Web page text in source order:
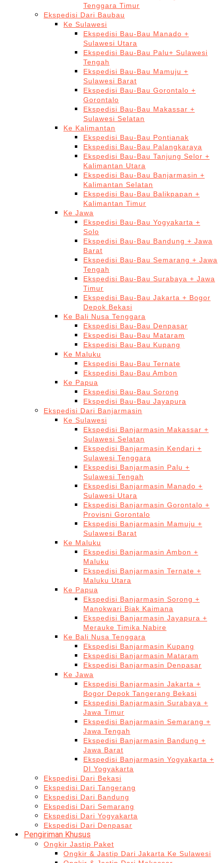
Tenggara Timur
Ekspedisi Dari Baubau
Ke Sulawesi
Ekspedisi Bau-Bau Manado +
Sulawesi Utara
Ekspedisi Bau-Bau Palu+ Sulawesi
Tengah
Ekspedisi Bau-Bau Mamuju +
Sulawesi Barat
Ekspedisi Bau-Bau Gorontalo +
Gorontalo
Ekspedisi Bau-Bau Makassar +
Sulawesi Selatan
Ke Kalimantan
Ekspedisi Bau-Bau Pontianak
Ekspedisi Bau-Bau Palangkaraya
Ekspedisi Bau-Bau Tanjung Selor +
Kalimantan Utara
Ekspedisi Bau-Bau Banjarmasin +
Kalimantan Selatan
Ekspedisi Bau-Bau Balikpapan +
Kalimantan Timur
Ke Jawa
Ekspedisi Bau-Bau Yogyakarta +
Solo
Ekspedisi Bau-Bau Bandung + Jawa
Barat
Ekspedisi Bau-Bau Semarang + Jawa
Tengah
Ekspedisi Bau-Bau Surabaya + Jawa
Timur
Ekspedisi Bau-Bau Jakarta + Bogor
Depok Bekasi
Ke Bali Nusa Tenggara
Ekspedisi Bau-Bau Denpasar
Ekspedisi Bau-Bau Mataram
Ekspedisi Bau-Bau Kupang
Ke Maluku
Ekspedisi Bau-Bau Ternate
Ekspedisi Bau-Bau Ambon
Ke Papua
Ekspedisi Bau-Bau Sorong
Ekspedisi Bau-Bau Jayapura
Ekspedisi Dari Banjarmasin
Ke Sulawesi
Ekspedisi Banjarmasin Makassar +
Sulawesi Selatan
Ekspedisi Banjarmasin Kendari +
Sulawesi Tenggara
Ekspedisi Banjarmasin Palu +
Sulawesi Tengah
Ekspedisi Banjarmasin Manado +
Sulawesi Utara
Ekspedisi Banjarmasin Gorontalo +
Provisni Gorontalo
Ekspedisi Banjarmasin Mamuju +
Sulawesi Barat
Ke Maluku
Ekspedisi Banjarmasin Ambon +
Maluku
Ekspedisi Banjarmasin Ternate +
Maluku Utara
Ke Papua
Ekspedisi Banjarmasin Sorong +
Manokwari Biak Kaimana
Ekspedisi Banjarmasin Jayapura +
Merauke Timika Nabire
Ke Bali Nusa Tenggara
Ekspedisi Banjarmasin Kupang
Ekspedisi Banjarmasin Mataram
Ekspedisi Banjarmasin Denpasar
Ke Jawa
Ekspedisi Banjarmasin Jakarta +
Bogor Depok Tangerang Bekasi
Ekspedisi Banjarmasin Surabaya +
Jawa Timur
Ekspedisi Banjarmasin Semarang +
Jawa Tengah
Ekspedisi Banjarmasin Bandung +
Jawa Barat
Ekspedisi Banjarmasin Yogyakarta +
DI Yogyakarta
Ekspedisi Dari Bekasi
Ekspedisi Dari Tangerang
Ekspedisi Dari Bandung
Ekspedisi Dari Semarang
Ekspedisi Dari Yogyakarta
Ekspedisi Dari Denpasar
Pengiriman Khusus
Ongkir Jastip Paket
Ongkir & Jastip Dari Jakarta Ke Sulawesi